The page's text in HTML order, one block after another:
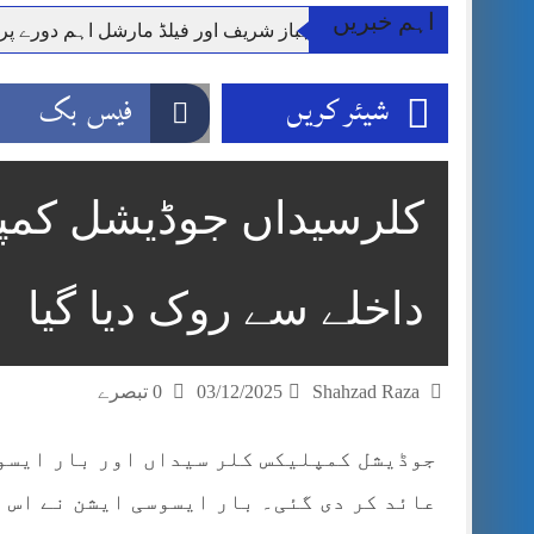
اہم خبریں
وزیر اعظم شہباز شریف اور فیلڈ مارشل اہم دورے
قائداعظم نامی شہری کا شناختی کارڈ بلاک،عدالت
ڈپٹی کمشنر راولپنڈی کیپٹن(ر) ندیم ناصر کا دورہء
مون سون بارشیں، لینڈ سلائیڈنگ اور کوٹلی ستیاں کے
شہید گر وپ کیپٹنعاصم طارق مکمل فوجی اعزاز کے
شیئر کریں فیس بک
کلرسیداں جوڈیشل
داخلے سے روک دیا گیا
Shahzad Raza
03/12/2025
جوڈیشل کمپلیکس کلر سیداں اور بار
عائد کر دی گئی۔ بار ایسوسی ایشن نے